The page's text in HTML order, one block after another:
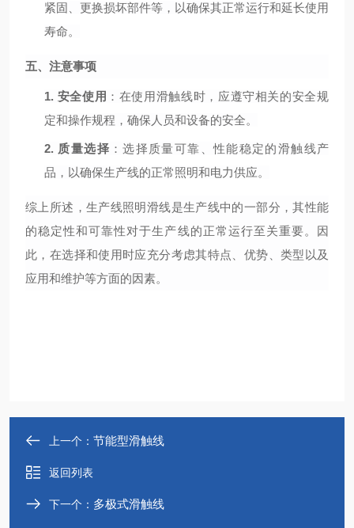
紧固、更换损坏部件等，以确保其正常运行和延长使用
寿命。
五、注意事项
1. 安全使用 ：在使用滑触线时，应遵守相关的安全规
定和操作规程，确保人员和设备的安全。
2. 质量选择 ：选择质量可靠、性能稳定的滑触线产
品，以确保生产线的正常照明和电力供应。
综上所述，生产线照明滑线是生产线中的一部分，其性能
的稳定性和可靠性对于生产线的正常运行至关重要。因
此，在选择和使用时应充分考虑其特点、优势、类型以及
应用和维护等方面的因素。
上一个： 节能型滑触线
返回列表
下一个： 多极式滑触线